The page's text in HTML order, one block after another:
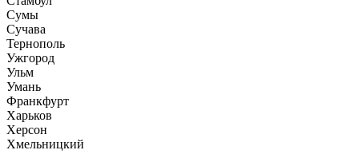
Сумы
Сучава
Тернополь
Ужгород
Ульм
Умань
Франкфурт
Харьков
Херсон
Хмельницкий